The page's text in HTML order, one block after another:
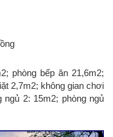
phòng bếp ăn 21,6m2;
2,7m2; không gian chơi
ngủ 2: 15m2; phòng ngủ